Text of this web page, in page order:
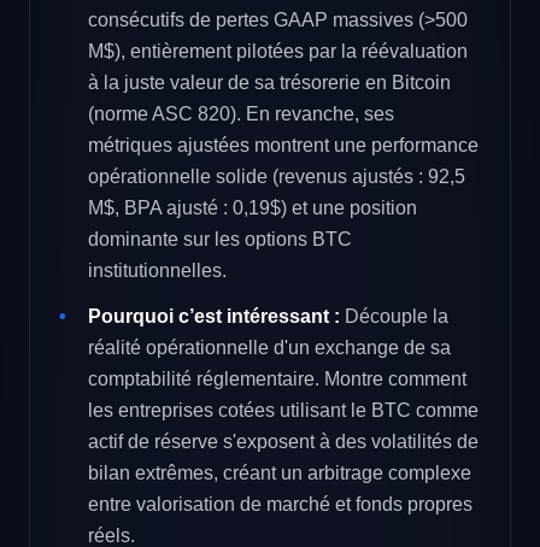
consécutifs de pertes GAAP massives (>500
M$), entièrement pilotées par la réévaluation
à la juste valeur de sa trésorerie en Bitcoin
(norme ASC 820). En revanche, ses
métriques ajustées montrent une performance
opérationnelle solide (revenus ajustés : 92,5
M$, BPA ajusté : 0,19$) et une position
dominante sur les options BTC
institutionnelles.
Pourquoi c’est intéressant : Découple la
réalité opérationnelle d'un exchange de sa
comptabilité réglementaire. Montre comment
les entreprises cotées utilisant le BTC comme
actif de réserve s'exposent à des volatilités de
bilan extrêmes, créant un arbitrage complexe
entre valorisation de marché et fonds propres
réels.